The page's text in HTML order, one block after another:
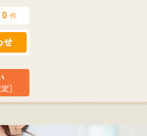
0 件